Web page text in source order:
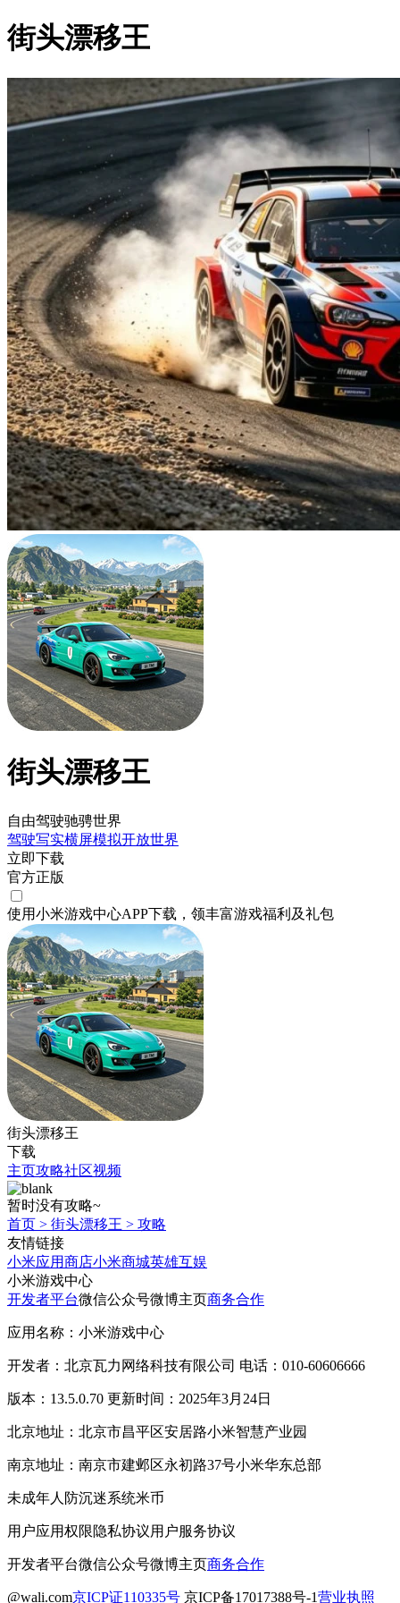
街头漂移王
街头漂移王
自由驾驶驰骋世界
驾驶写实横屏模拟开放世界
立即下载
官方正版
使用小米游戏中心APP下载 ，领丰富游戏福利 及礼包
街头漂移王
下载
主页攻略社区视频
暂时没有攻略~
首页 > 街头漂移王 > 攻略
友情链接
小米应用商店小米商城英雄互娱
小米游戏中心
开发者平台微信公众号微博主页商务合作
应用名称：小米游戏中心
开发者：北京瓦力网络科技有限公司 电话：010-60606666
版本：13.5.0.70 更新时间：2025年3月24日
北京地址：北京市昌平区安居路小米智慧产业园
南京地址：南京市建邺区永初路37号小米华东总部
未成年人防沉迷系统米币
用户应用权限隐私协议用户服务协议
开发者平台微信公众号微博主页商务合作
@wali.com京ICP证110335号 京ICP备17017388号-1营业执照